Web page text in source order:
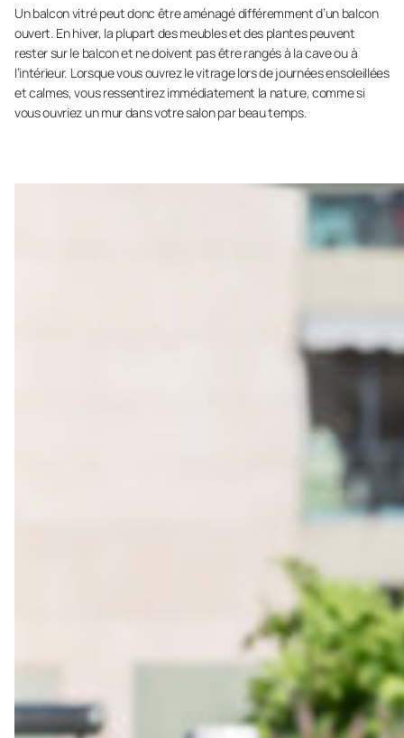
Un balcon vitré peut donc être aménagé différemment d’un balcon
ouvert. En hiver, la plupart des meubles et des plantes peuvent
rester sur le balcon et ne doivent pas être rangés à la cave ou à
l’intérieur. Lorsque vous ouvrez le vitrage lors de journées ensoleillées
et calmes, vous ressentirez immédiatement la nature, comme si
vous ouvriez un mur dans votre salon par beau temps.